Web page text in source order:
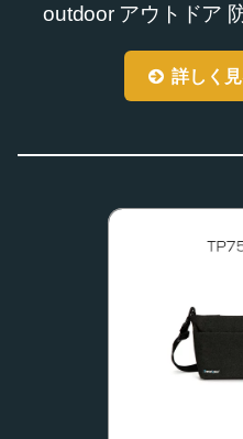
outdoor アウトドア
詳しく